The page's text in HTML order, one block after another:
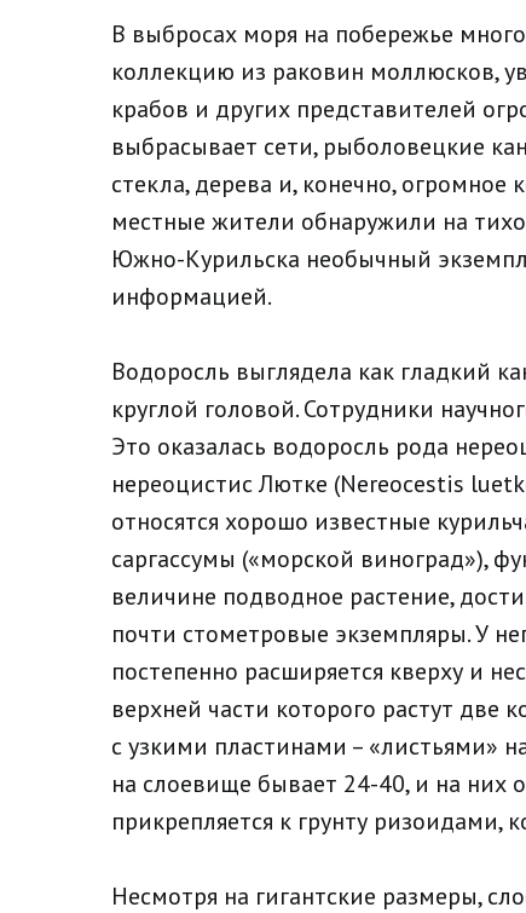
В выбросах моря на побережье
коллекцию из раковин моллюсков,
крабов и других представителей
выбрасывает сети, рыболовецкие
стекла, дерева и, конечно, огромное
местные жители обнаружили на
Южно-Курильска необычный
информацией.
Водоросль выглядела как гладкий
круглой головой. Сотрудники
Это оказалась водоросль рода
нереоцистис Лютке (Nereocestis
относятся хорошо известные
саргассумы («морской виноград»),
величине подводное растение,
почти стометровые экземпляры. У
постепенно расширяется кверху и
верхней части которого растут две
с узкими пластинами – «листьями»
на слоевище бывает 24-40, и на них
прикрепляется к грунту
Несмотря на гигантские размеры,